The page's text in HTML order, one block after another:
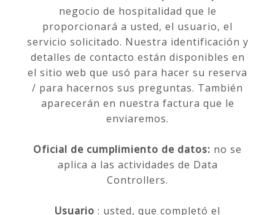
negocio de hospitalidad que le
proporcionará a usted, el usuario, el
servicio solicitado. Nuestra identificación y
detalles de contacto están disponibles en
el sitio web que usó para hacer su reserva
/ para hacernos sus preguntas. También
aparecerán en nuestra factura que le
enviaremos.
Oficial de cumplimiento de datos: no se
aplica a las actividades de Data
Controllers.
Usuario : usted, que completó el